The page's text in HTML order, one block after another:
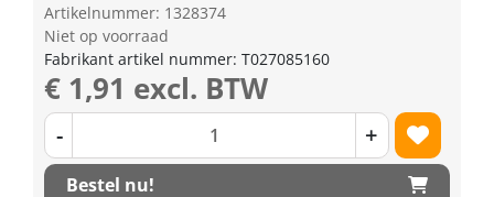
Artikelnummer: 1328374
Niet op voorraad
Fabrikant artikel nummer: T027085160
€ 1,91 excl. BTW
- +
Bestel nu!